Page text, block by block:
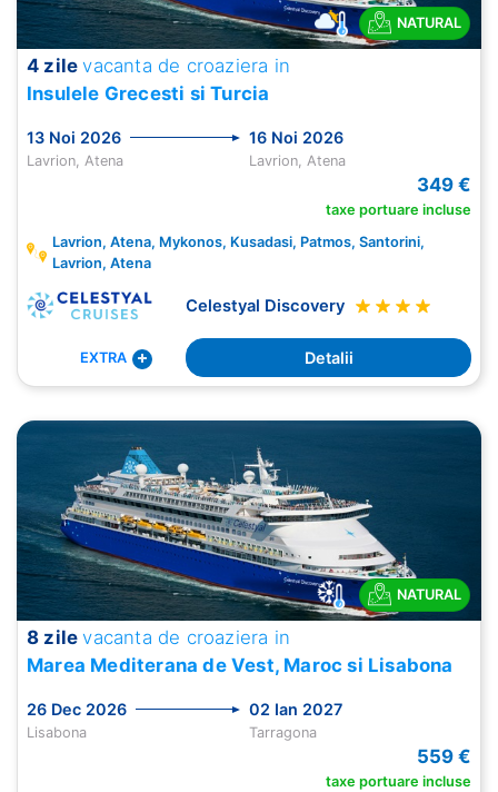
NATURAL
4 zile vacanta de croaziera in
Insulele Grecesti si Turcia
13 Noi 2026 16 Noi 2026
Lavrion, Atena Lavrion, Atena
349 €
taxe portuare incluse
Lavrion, Atena, Mykonos, Kusadasi, Patmos, Santorini,
Lavrion, Atena
Celestyal Discovery
EXTRA Detalii
NATURAL
8 zile vacanta de croaziera in
Marea Mediterana de Vest, Maroc si Lisabona
26 Dec 2026 02 Ian 2027
Lisabona Tarragona
559 €
taxe portuare incluse